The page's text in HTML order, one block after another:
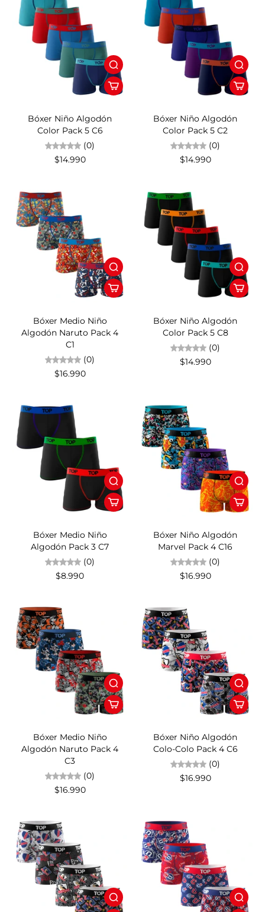
Bóxer Niño Algodón
Color Pack 5 C6
(0)
$14.990
Bóxer Niño Algodón
Color Pack 5 C2
(0)
$14.990
Bóxer Medio Niño
Algodón Naruto Pack 4
C1
(0)
$16.990
Bóxer Niño Algodón
Color Pack 5 C8
(0)
$14.990
Bóxer Medio Niño
Algodón Pack 3 C7
(0)
$8.990
Bóxer Niño Algodón
Marvel Pack 4 C16
(0)
$16.990
Bóxer Medio Niño
Algodón Naruto Pack 4
C3
(0)
$16.990
Bóxer Niño Algodón
Colo-Colo Pack 4 C6
(0)
$16.990